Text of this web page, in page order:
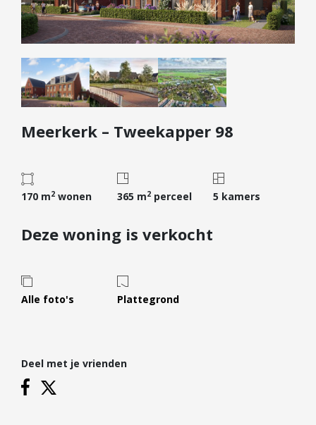
Bestaande bouw
Internationaal
Nieuwbouw
Bedrijfsaanbod
Diensten
Kopen
Huren
Verhuren
Verzekeren
Projectontwikkelaars
Hypotheekadvies
Hypotheek oversluiten
Meerkerk – Tweekapper 98
170 m2 wonen 365 m2perceel 5 kamers
Deze woning is verkocht
Alle foto's Plattegrond
Deel met je vrienden